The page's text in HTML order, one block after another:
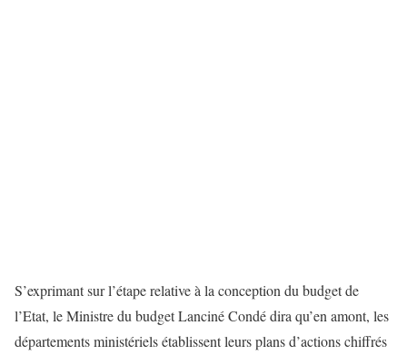
S’exprimant sur l’étape relative à la conception du budget de
l’Etat, le Ministre du budget Lanciné Condé dira qu’en amont, les
départements ministériels établissent leurs plans d’actions chiffrés